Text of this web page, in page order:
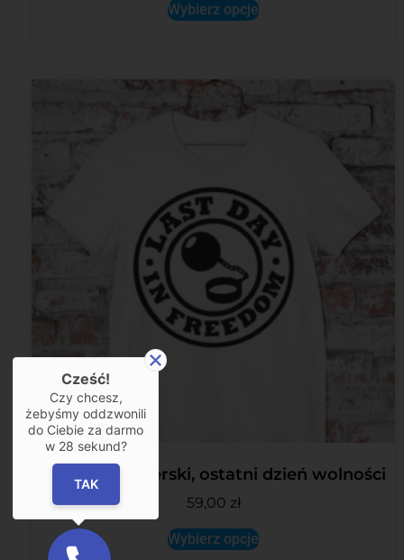
Wybierz opcje
T-Shirt Kawalerski, ostatni dzień wolności
59,00 zł
Wybierz opcje
Cześć!
Czy chcesz,
żebyśmy oddzwonili
do Ciebie za darmo
w 28 sekund?
TAK